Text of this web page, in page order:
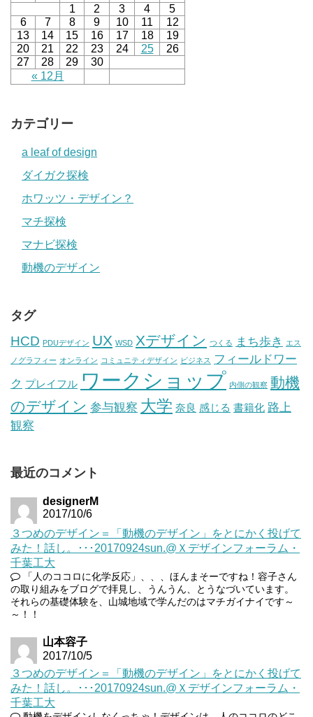
« 12月
1 2 3 4
5
6
7 8 9 10 11
12
13
14 15 16 17 18
19
20
21 22 23 24 25
26
27
28 29 30
カテゴリー
a leaf of design
ダイガク探検
ホワッツ・デザイン？
マチ探検
マナビ探検
動機のデザイン
タグ
HCD PDUデザイン UX WSD Xデザイン つくる まち歩き エス
ノグラフィー オンライン コミュニティデザイン ビジネス フィールドワー
ク プレイフル ワークショップ 内側の観察 動機
のデザイン 参与観察 大学 奈良 感じる 書籍化 路上
観察
最近のコメント
designerM
2017/10/6
３つめのデザイン＝「動機のデザイン」をとにかく投げて
みた！話し。･･･20170924sun.@Ｘデザインフォーラム・
千葉工大
「人のココロに化学反応」、、、ほんまそーですね！容子さん
の取り組みをブログで拝見し、うんうん、とうなづいています。
それらの基礎体験を、山城地域で学んだのはマチガイナイです～
～！！
山本容子
2017/10/5
３つめのデザイン＝「動機のデザイン」をとにかく投げて
みた！話し。･･･20170924sun.@Ｘデザインフォーラム・
千葉工大